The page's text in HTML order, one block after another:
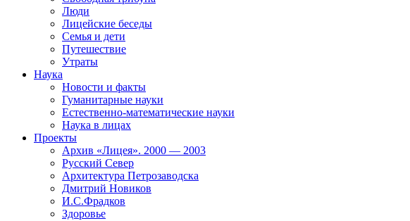
Люди
Лицейские беседы
Семья и дети
Путешествие
Утраты
Наука
Новости и факты
Гуманитарные науки
Естественно-математические науки
Наука в лицах
Проекты
Архив «Лицея». 2000 — 2003
Русский Север
Архитектура Петрозаводска
Дмитрий Новиков
И.С.Фрадков
Здоровье